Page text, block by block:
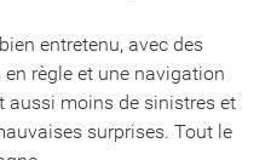
entretenu, avec des
règle et une navigation
aussi moins de sinistres et
surprises. Tout le